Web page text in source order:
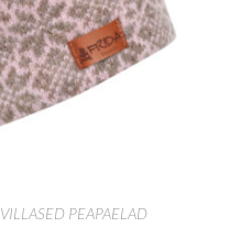
VILLASED PEAPAELAD